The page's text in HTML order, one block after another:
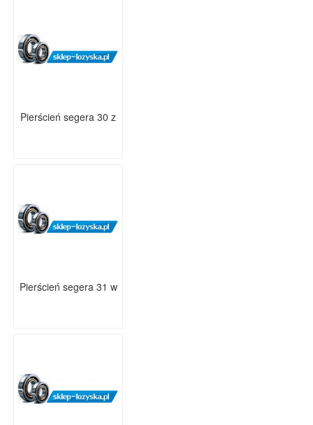
Pierścień segera 30 z
Pierścień segera 31 w